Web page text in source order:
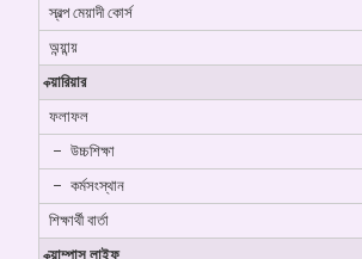
স্বল্প মেয়াদী কোর্স
অন্য়ান্য়
ক্য়ারিয়ার
ফলাফল
উচ্চশিক্ষা
কর্মসংস্থান
শিক্ষার্থী বার্তা
ক্য়াম্পাস লাইফ